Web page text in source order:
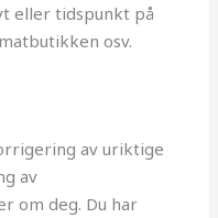
eller tidspunkt på
osv.
av uriktige
av
om deg. Du har